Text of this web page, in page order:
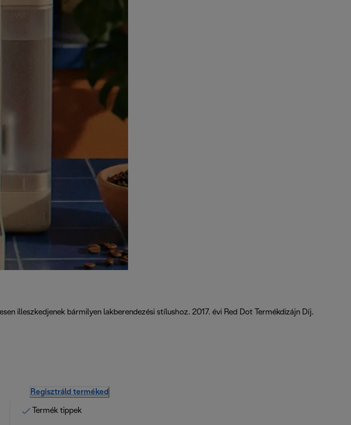
illeszkedjenek bármilyen lakberendezési stílushoz. 2017. évi Red Dot Termékdizájn Díj.
Regisztráld terméked
Termék tippek